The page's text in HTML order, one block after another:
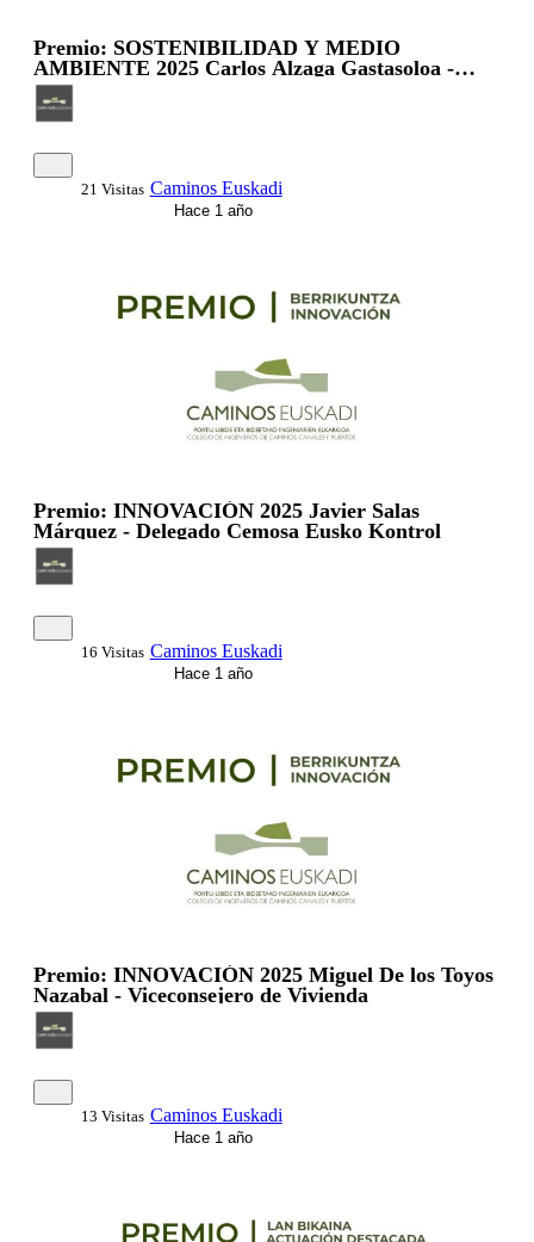
Premio: SOSTENIBILIDAD Y MEDIO
AMBIENTE 2025 Carlos Alzaga Gastasoloa -
Diputado de Infraestructuras y Desarrollo Ter...
21 Visitas Caminos Euskadi
Hace 1 año
Premio: INNOVACIÓN 2025 Javier Salas
Márquez - Delegado Cemosa Eusko Kontrol
16 Visitas Caminos Euskadi
Hace 1 año
Premio: INNOVACIÓN 2025 Miguel De los Toyos
Nazabal - Viceconsejero de Vivienda
13 Visitas Caminos Euskadi
Hace 1 año